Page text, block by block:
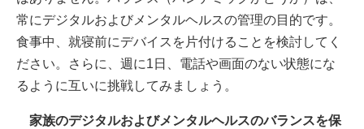
常にデジタルおよびメンタルヘルスの管理の目的です。
食事中、就寝前にデバイスを片付けることを検討してく
ださい。さらに、週に1日、電話や画面のない状態にな
るように互いに挑戦してみましょう。
家族のデジタルおよびメンタルヘルスのバランスを保